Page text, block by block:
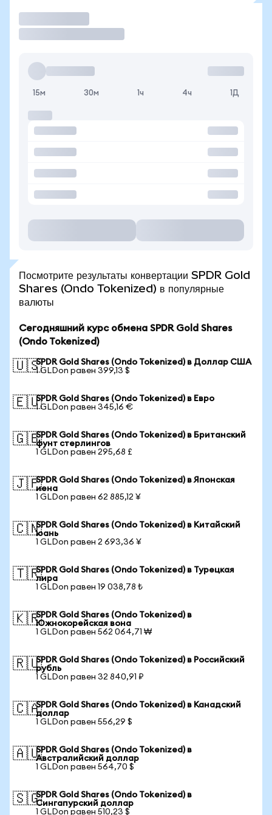
15м 30м 1ч 4ч 1Д
Посмотрите результаты конвертации SPDR Gold
Shares (Ondo Tokenized) в популярные
валюты
Сегодняшний курс обмена SPDR Gold Shares
(Ondo Tokenized)
🇺🇸SPDR Gold Shares (Ondo Tokenized) в Доллар США
1 GLDon равен 399,13 $
🇪🇺SPDR Gold Shares (Ondo Tokenized) в Евро
1 GLDon равен 345,16 €
🇬🇧SPDR Gold Shares (Ondo Tokenized) в Британский
фунт стерлингов
1 GLDon равен 295,68 £
🇯🇵SPDR Gold Shares (Ondo Tokenized) в Японская
иена
1 GLDon равен 62 885,12 ¥
🇨🇳SPDR Gold Shares (Ondo Tokenized) в Китайский
юань
1 GLDon равен 2 693,36 ¥
🇹🇷SPDR Gold Shares (Ondo Tokenized) в Турецкая
лира
1 GLDon равен 19 038,78 ₺
🇰🇷SPDR Gold Shares (Ondo Tokenized) в
Южнокорейская вона
1 GLDon равен 562 064,71 ₩
🇷🇺SPDR Gold Shares (Ondo Tokenized) в Российский
рубль
1 GLDon равен 32 840,91 ₽
🇨🇦SPDR Gold Shares (Ondo Tokenized) в Канадский
доллар
1 GLDon равен 556,29 $
🇦🇺SPDR Gold Shares (Ondo Tokenized) в
Австралийский доллар
1 GLDon равен 564,70 $
🇸🇬SPDR Gold Shares (Ondo Tokenized) в
Сингапурский доллар
1 GLDon равен 510,23 $